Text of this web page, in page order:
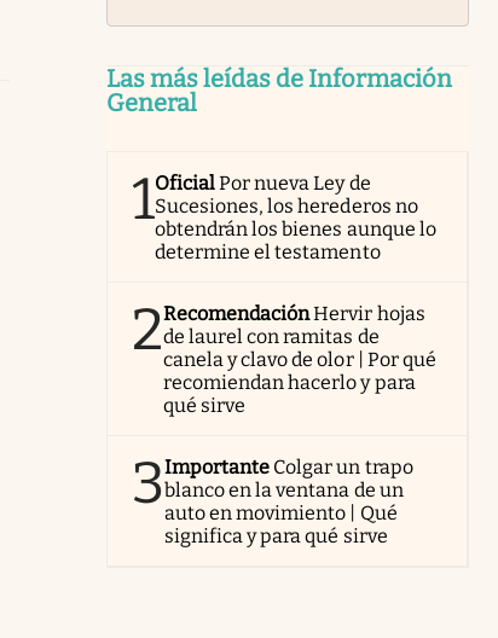
Las más leídas de Información
General
1OficialPor nueva Ley de
Sucesiones, los herederos no
obtendrán los bienes aunque lo
determine el testamento
2RecomendaciónHervir hojas
de laurel con ramitas de
canela y clavo de olor | Por qué
recomiendan hacerlo y para
qué sirve
3Importante Colgar un trapo
blanco en la ventana de un
auto en movimiento | Qué
significa y para qué sirve